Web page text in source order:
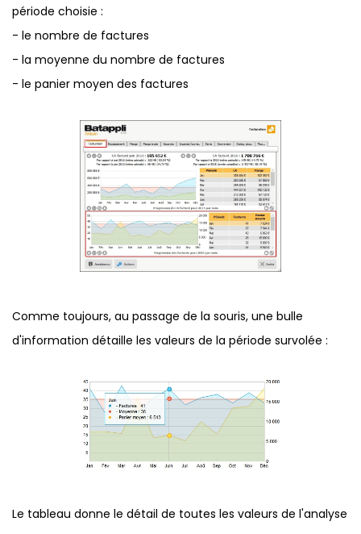
période choisie :
- le nombre de factures
- la moyenne du nombre de factures
- le panier moyen des factures
Comme toujours, au passage de la souris, une bulle
d'information détaille les valeurs de la période survolée :
Le tableau donne le détail de toutes les valeurs de l'analyse